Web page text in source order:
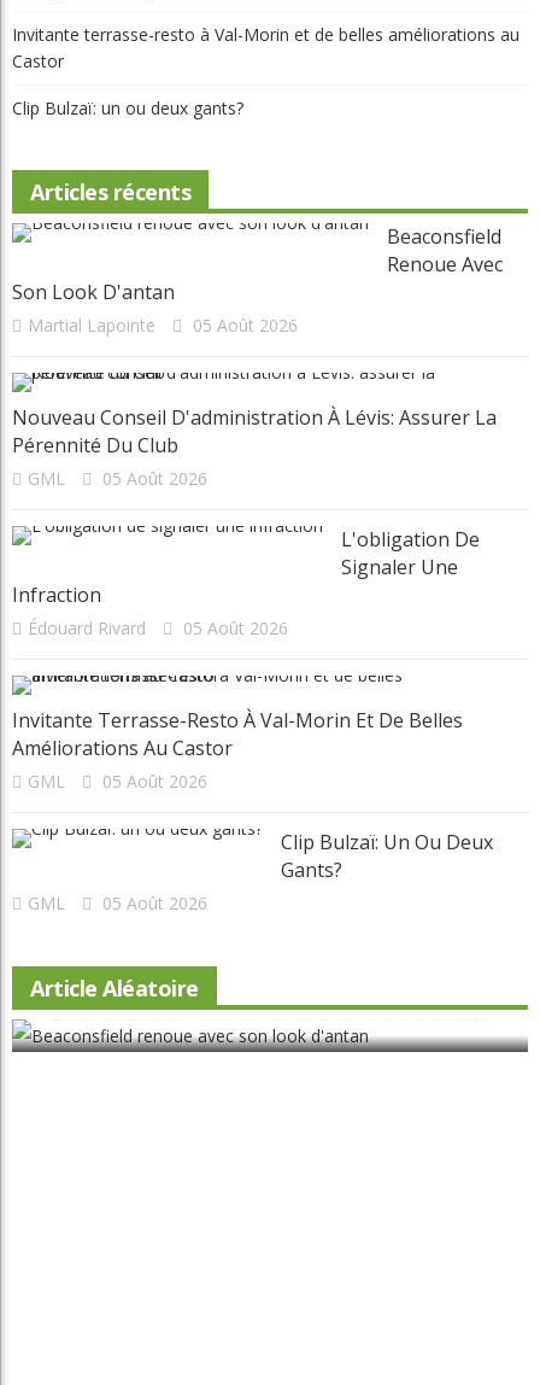
Invitante terrasse-resto à Val-Morin et de belles améliorations au
Castor
Clip Bulzaï: un ou deux gants?
Articles récents
Beaconsfield
Renoue Avec
Son Look D'antan
Martial Lapointe 05 Août 2026
Nouveau Conseil D'administration À Lévis: Assurer La
Pérennité Du Club
GML 05 Août 2026
L'obligation De
Signaler Une
Infraction
Édouard Rivard 05 Août 2026
Invitante Terrasse-Resto À Val-Morin Et De Belles
Améliorations Au Castor
GML 05 Août 2026
Clip Bulzaï: Un Ou Deux
Gants?
GML 05 Août 2026
Article Aléatoire
Beaconsfield renoue avec son look d'antan